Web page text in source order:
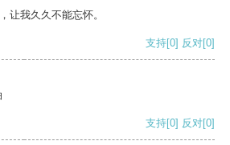
让我久久不能忘怀。
支持[0] 反对[0]
支持[0] 反对[0]